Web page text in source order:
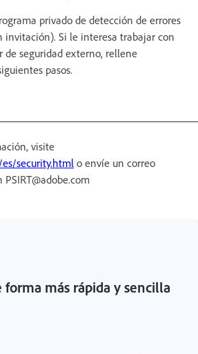
privado de detección de errores
invitación). Si le interesa trabajar con
de seguridad externo, rellene
pasos.
visite
security.html o envíe un correo
más rápida y sencilla